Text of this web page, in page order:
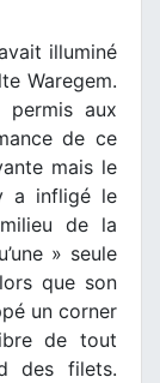
illuminé
Waregem.
permis aux
de ce
mais le
a infligé le
de la
» seule
que son
un corner
de tout
des filets.